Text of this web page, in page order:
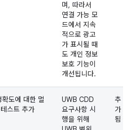
며, 따라서
연결 가능 모
드에서 지속
적으로 광고
가 표시될 때
도 개인 정보
보호 기능이
개선됩니다.
도에 대한 멀
스트 추가
UWB CDD
요구사항 시
행을 위해
추
가
됨